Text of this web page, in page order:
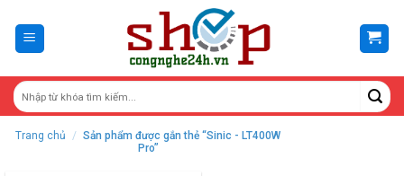
content
Trang chủ / Sản phẩm được gắn thẻ “Sinic - LT400W
Pro”